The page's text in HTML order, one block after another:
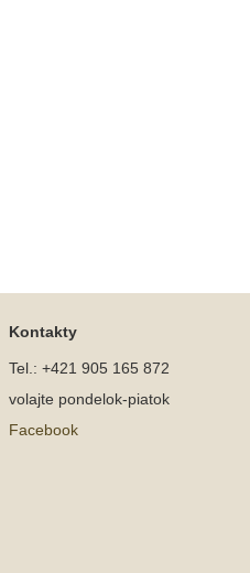
Kontakty
Tel.: +421 905 165 872
volajte pondelok-piatok
Facebook